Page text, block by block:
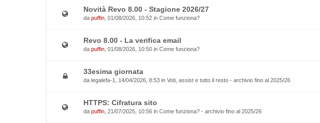
Novità Revo 8.00 - Stagione 2026/27
da puffin , 01/08/2026, 10:52 in Come funziona?
Revo 8.00 - La verifica email
da puffin , 01/08/2026, 10:50 in Come funziona?
33esima giornata
da legalefa-1 , 14/04/2026, 8:53 in Voti, assist e tutto il resto - archivio fino al 2025/26
HTTPS: Cifratura sito
da puffin , 21/07/2025, 10:56 in Come funziona? - archivio fino al 2025/26